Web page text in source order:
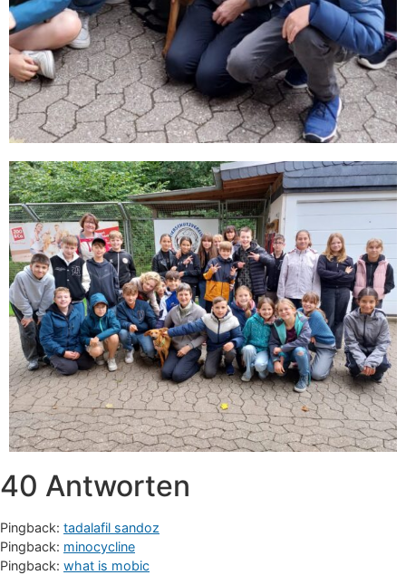
40 Antworten
Pingback: tadalafil sandoz
Pingback: minocycline
Pingback: what is mobic